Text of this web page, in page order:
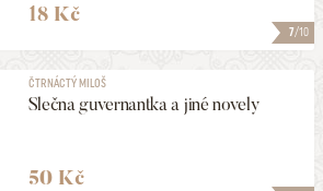
7/10
18 Kč
ČTRNÁCTÝ MILOŠ
Slečna guvernantka a jiné novely
50 Kč